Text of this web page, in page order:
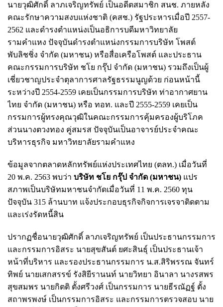
นายวุฒิศักดิ์ ลาภเจริญทรัพย์ เป็นอดีตสมาชิก สนช. ภายหลัง
คณะรักษาความสงบแห่งชาติ (คสช.) รัฐประหารเมื่อปี 2557-
2562 และดำรงตำแหน่งเป็นอธิการบดีมหาวิทยาลัย
รามคำแหง ปัจจุบันดำรงตำแหน่งกรรมการบริษัท โพสต์
พับลิชชิ่ง จำกัด (มหาชน) หรือสื่อเครือโพสต์ และประธาน
คณะกรรมการบริษัท ชโย กรุ๊ป จำกัด (มหาชน) รวมถึงเป็นผู้
เชี่ยวชาญประจำตุลาการศาลรัฐธรรมนูญด้วย ก่อนหน้านี้
ระหว่างปี 2554-2559 เคยเป็นกรรมการบริษัท ท่าอากาศยาน
ไทย จำกัด (มหาชน) หรือ ทอท. และปี 2555-2559 เคยเป็น
กรรมการผู้ทรงคุณวุฒิในคณะกรรมการคุ้มครองผู้บริโภค
ส่วนนางตวงทอง คู่สมรส ปัจจุบันเป็นอาจารย์ประจำคณะ
บริหารธุรกิจ มหาวิทยาลัยรามคำแหง
ข้อมูลจากตลาดหลักทรัพย์แห่งประเทศไทย (ตลท.) เมื่อวันที่
20 พ.ค. 2563 พบว่า บริษัท ชโย กรุ๊ป จำกัด (มหาชน) แปร
สภาพเป็นบริษัทมหาชนจำกัดเมื่อวันที่ 11 พ.ค. 2560 ทุน
ปัจจุบัน 315 ล้านบาท แจ้งประกอบธุรกิจกิจการเจรจาติดตาม
และเร่งรัดหนี้สิน
ปรากฏชื่อนายวุฒิศักดิ์ ลาภเจริญทรัพย์ เป็นประธานกรรมการ
และกรรมการอิสระ นายสุขสันต์ ยศะสินธุ์ เป็นประธานเจ้า
หน้าที่บริหาร และรองประธานกรรมการ น.ส.สิริพรรณ จันทร์
ทิพย์ นายเสกสรรข์ รังสิยีรานนท์ นายวิทยา อินาลา นางรสพร
สุขสมพร นายกิตติ ตั้งศรีวงศ์ เป็นกรรมการ นายธีรณัฏฐ์ ตั้ง
สถาพรพงษ์ เป็นกรรมการอิสระ และกรรมการตรวจสอบ นาย